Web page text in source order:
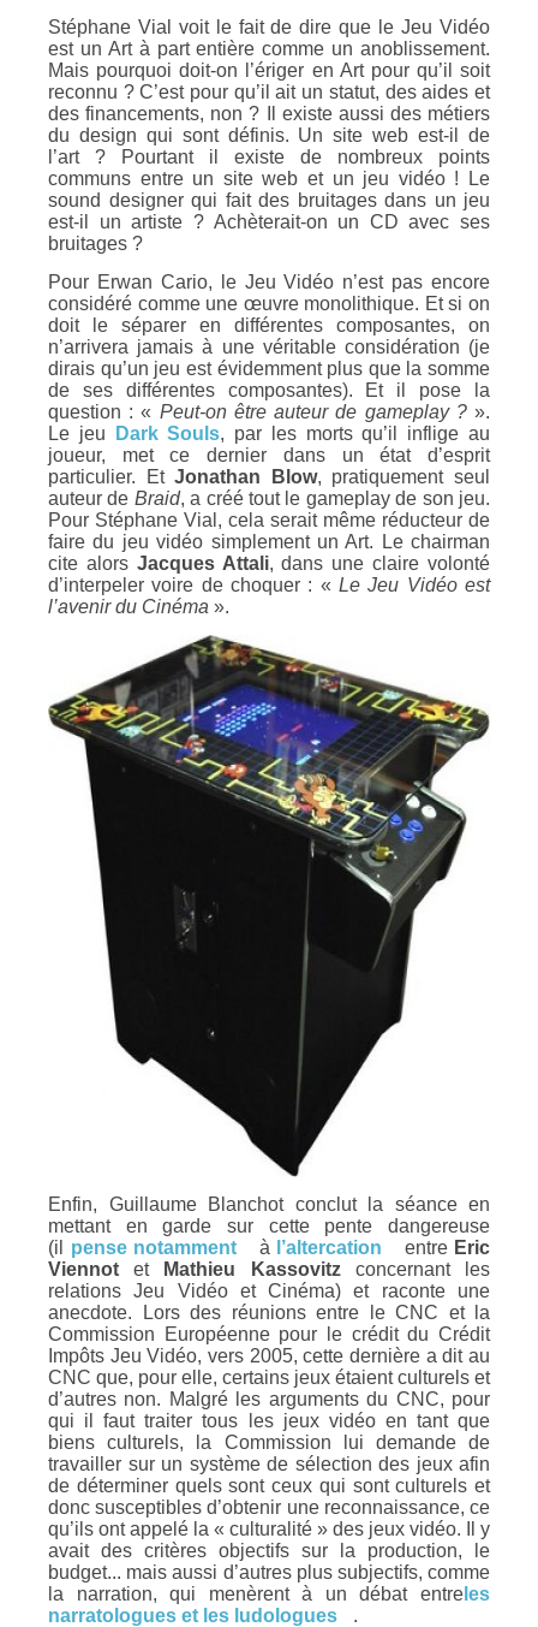
Stéphane Vial voit le fait de dire que le Jeu Vidéo
est un Art à part entière comme un anoblissement.
Mais pourquoi doit-on l’ériger en Art pour qu’il soit
reconnu ? C’est pour qu’il ait un statut, des aides et
des financements, non ? Il existe aussi des métiers
du design qui sont définis. Un site web est-il de
l’art ? Pourtant il existe de nombreux points
communs entre un site web et un jeu vidéo ! Le
sound designer qui fait des bruitages dans un jeu
est-il un artiste ? Achèterait-on un CD avec ses
bruitages ?
Pour Erwan Cario, le Jeu Vidéo n’est pas encore
considéré comme une œuvre monolithique. Et si on
doit le séparer en différentes composantes, on
n’arrivera jamais à une véritable considération (je
dirais qu’un jeu est évidemment plus que la somme
de ses différentes composantes). Et il pose la
question : « Peut-on être auteur de gameplay ?».
Le jeu
Dark Souls, par les morts qu’il inflige au
joueur, met ce dernier dans un état d’esprit
particulier. EtJonathan Blow, pratiquement seul
auteur de Braid, a créé tout le gameplay de son jeu.
Pour Stéphane Vial, cela serait même réducteur de
faire du jeu vidéo simplement un Art. Le chairman
cite alors Jacques Attali, dans une claire volonté
d’interpeler voire de choquer : « Le Jeu Vidéo est
l’avenir du Cinéma ».
Enfin, Guillaume Blanchot conclut la séance en
mettant en garde sur cette pente dangereuse
(il pense notamment à l’altercation entre Eric
Viennot et Mathieu Kassovitzconcernant les
relations Jeu Vidéo et Cinéma) et raconte une
anecdote. Lors des réunions entre le CNC et la
Commission Européenne pour le crédit du Crédit
Impôts Jeu Vidéo, vers 2005, cette dernière a dit au
CNC que, pour elle, certains jeux étaient culturels et
d’autres non. Malgré les arguments du CNC, pour
qui il faut traiter tous les jeux vidéo en tant que
biens culturels, la Commission lui demande de
travailler sur un système de sélection des jeux afin
de déterminer quels sont ceux qui sont culturels et
donc susceptibles d’obtenir une reconnaissance, ce
qu’ils ont appelé la « culturalité » des jeux vidéo. Il y
avait des critères objectifs sur la production, le
budget... mais aussi d’autres plus subjectifs, comme
la narration, qui menèrent à un débat entre les
narratologues et les ludologues
.